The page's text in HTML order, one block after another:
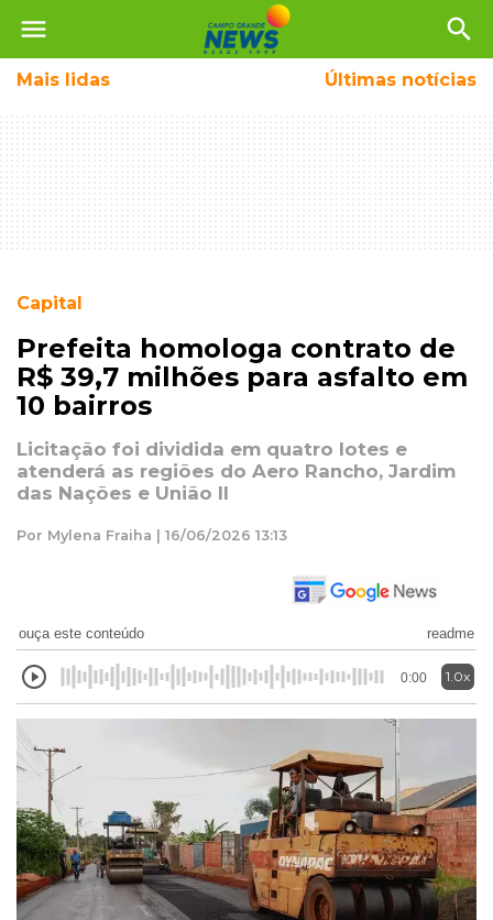
menu search
Mais lidas Últimas notícias
Capital
Prefeita homologa contrato de
R$ 39,7 milhões para asfalto em
10 bairros
Licitação foi dividida em quatro lotes e
atenderá as regiões do Aero Rancho, Jardim
das Nações e União II
Por Mylena Fraiha | 16/06/2026 13:13
ouça este conteúdo readme
0:00 1.0x